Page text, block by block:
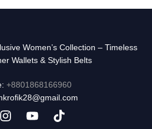
Women’s Collection – Timeless
Wallets & Stylish Belts
+8801868166960